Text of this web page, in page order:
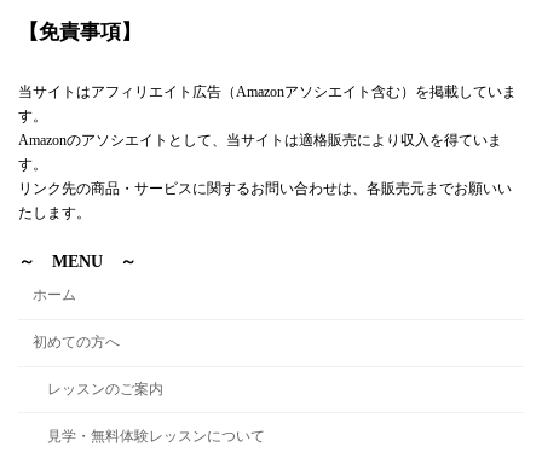
【免責事項】
当サイトはアフィリエイト広告（Amazonアソシエイト含む）を掲載していま
す。
Amazonのアソシエイトとして、当サイトは適格販売により収入を得ていま
す。
リンク先の商品・サービスに関するお問い合わせは、各販売元までお願いい
たします。
～ MENU ～
ホーム
初めての方へ
レッスンのご案内
見学・無料体験レッスンについて